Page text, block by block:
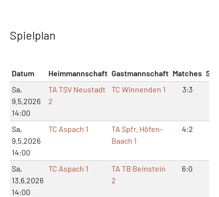
Spielplan
Datum Heimmannschaft Gastmannschaft Matches
Sa,
9.5.2026
14:00
TA TSV Neustadt
2
TC Winnenden 1 3:3
Sa,
9.5.2026
14:00
TC Aspach 1
TA Spfr. Höfen-
Baach 1
4:2
Sa,
13.6.2026
14:00
TC Aspach 1
TA TB Beinstein
2
6:0